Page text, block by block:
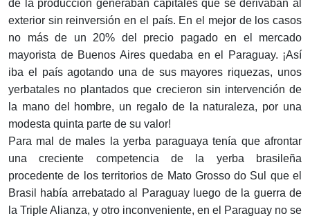
de la producción generaban capitales que se derivaban al
exterior sin reinversión en el país. En el mejor de los casos
no más de un 20% del precio pagado en el mercado
mayorista de Buenos Aires quedaba en el Paraguay. ¡Así
iba el país agotando una de sus mayores riquezas, unos
yerbatales no plantados que crecieron sin intervención de
la mano del hombre, un regalo de la naturaleza, por una
modesta quinta parte de su valor!
Para mal de males la yerba paraguaya tenía que afrontar
una creciente competencia de la yerba brasileña
procedente de los territorios de Mato Grosso do Sul que el
Brasil había arrebatado al Paraguay luego de la guerra de
la Triple Alianza, y otro inconveniente, en el Paraguay no se